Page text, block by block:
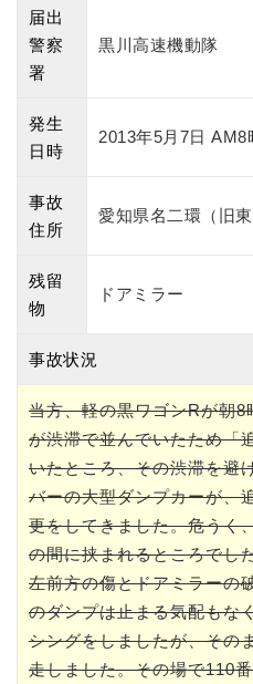
届出
警察
署
黒川高速機動隊
発生
日時
2013年5月7日 AM8
事故
住所
愛知県名二環（旧
残留
物
ドアミラー
事故状況
当方、軽の黒ワゴンRが朝
が渋滞で並んでいたため「
いたところ、その渋滞を避
バーの大型ダンプカーが、
更をしてきました。危うく
の間に挟まれるところでし
左前方の傷とドアミラーの
のダンプは止まる気配もな
シングをしましたが、その
走しました。その場で110